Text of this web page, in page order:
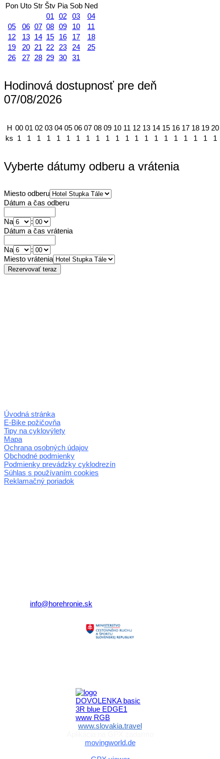
Pon Uto Str Štv Pia Sob Ned
01
02 03
04
05
06 07 08 09 10
11
12
13 14 15 16 17
18
19
20 21 22 23 24
25
26
27 28 29 30 31
Hodinová dostupnosť pre deň
07/08/2026
H 00 01 02 03 04 05 06 07 08 09 10 11 12 13 14 15 16 17 18 19 20
ks 1 1 1 1 1 1 1 1 1 1 1 1 1 1 1 1 1 1 1 1 1
Vyberte dátumy odberu a vrátenia
Miesto odberu
Dátum a čas odberu
Na
:
Dátum a čas vrátenia
Na
:
Miesto vrátenia
Úvodná stránka
E-Bike požičovňa
Tipy na cyklovýlety
Mapa
Ochrana osobných údajov
Obchodné podmienky
Podmienky prevádzky cyklodrezín
Súhlas s používaním cookies
Reklamačný poriadok
info@horehronie.sk
www.slovakia.travel
movingworld.de